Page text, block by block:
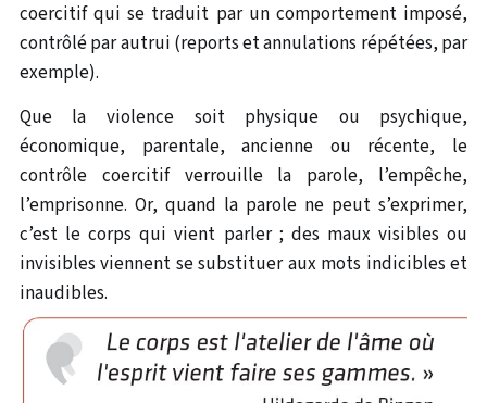
coercitif qui se traduit par un comportement imposé,
contrôlé par autrui (reports et annulations répétées, par
exemple).
Que la violence soit physique ou psychique,
économique, parentale, ancienne ou récente, le
contrôle coercitif verrouille la parole, l’empêche,
l’emprisonne. Or, quand la parole ne peut s’exprimer,
c’est le corps qui vient parler ; des maux visibles ou
invisibles viennent se substituer aux mots indicibles et
inaudibles.